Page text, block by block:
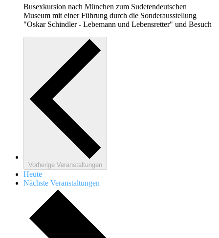
Busexkursion nach München zum Sudetendeutschen
Museum mit einer Führung durch die Sonderausstellung
"Oskar Schindler - Lebemann und Lebensretter" und Besuch
Vorherige Veranstaltungen
Heute
Nächste Veranstaltungen